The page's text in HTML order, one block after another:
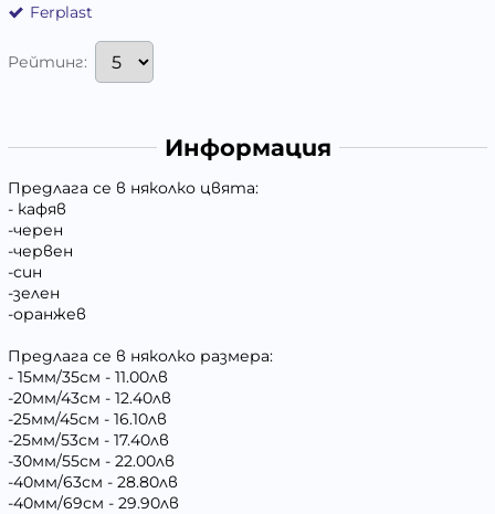
Ferplast
Рейтинг:
Информация
Предлага се в няколко цвята:
- кафяв
-черен
-червен
-син
-зелен
-оранжев
Предлага се в няколко размера:
- 15мм/35см - 11.00лв
-20мм/43см - 12.40лв
-25мм/45см - 16.10лв
-25мм/53см - 17.40лв
-30мм/55см - 22.00лв
-40мм/63см - 28.80лв
-40мм/69см - 29.90лв